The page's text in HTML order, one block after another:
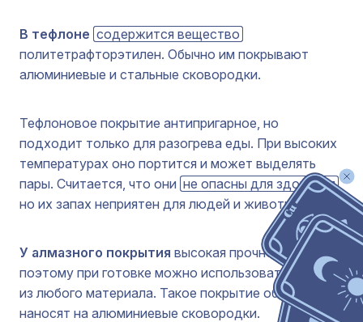
В тефлоне содержится вещество
политетрафторэтилен. Обычно им покрывают
алюминиевые и стальные сковородки.
Тефлоновое покрытие антипригарное, но
подходит только для разогрева еды. При высоких
температурах оно портится и может выделять
пары. Считается, что они не опасны для здоровья ,
но их запах неприятен для людей и животных.
У алмазного покрытия высокая прочность,
поэтому при готовке можно использовать лопатки
из любого материала. Такое покрытие обычно
наносят на алюминиевые сковородки.